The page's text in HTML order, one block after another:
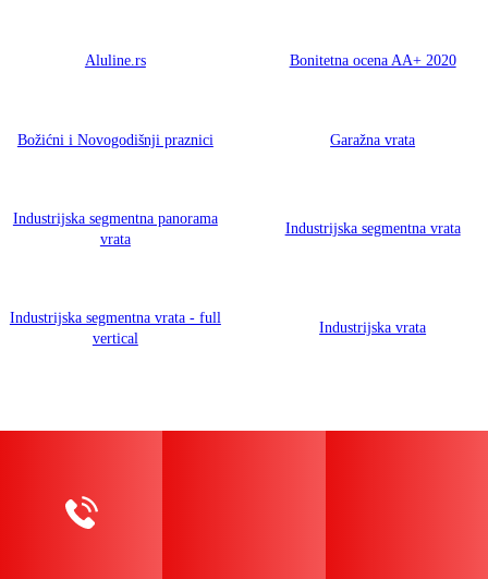
Aluline.rs Bonitetna ocena AA+ 2020
Božićni i Novogodišnji praznici Garažna vrata
Industrijska segmentna panorama
vrata
Industrijska segmentna vrata
Industrijska segmentna vrata - full
vertical
Industrijska vrata